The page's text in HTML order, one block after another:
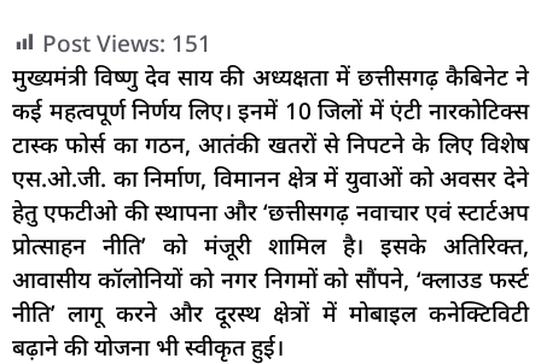
Post Views: 151
मुख्यमंत्री विष्णु देव साय की अध्यक्षता में छत्तीसगढ़ कैबिनेट ने
कई महत्वपूर्ण निर्णय लिए। इनमें 10 जिलों में एंटी नारकोटिक्स
टास्क फोर्स का गठन, आतंकी खतरों से निपटने के लिए विशेष
एस.ओ.जी. का निर्माण, विमानन क्षेत्र में युवाओं को अवसर देने
हेतु एफटीओ की स्थापना और ‘छत्तीसगढ़ नवाचार एवं स्टार्टअप
प्रोत्साहन नीति’ को मंजूरी शामिल है। इसके अतिरिक्त,
आवासीय कॉलोनियों को नगर निगमों को सौंपने, ‘क्लाउड फर्स्ट
नीति’ लागू करने और दूरस्थ क्षेत्रों में मोबाइल कनेक्टिविटी
बढ़ाने की योजना भी स्वीकृत हुई।